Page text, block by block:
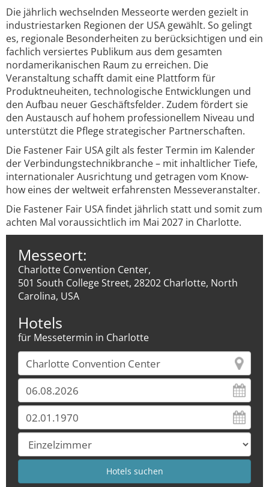
Die jährlich wechselnden Messeorte werden gezielt in
industriestarken Regionen der USA gewählt. So gelingt
es, regionale Besonderheiten zu berücksichtigen und ein
fachlich versiertes Publikum aus dem gesamten
nordamerikanischen Raum zu erreichen. Die
Veranstaltung schafft damit eine Plattform für
Produktneuheiten, technologische Entwicklungen und
den Aufbau neuer Geschäftsfelder. Zudem fördert sie
den Austausch auf hohem professionellem Niveau und
unterstützt die Pflege strategischer Partnerschaften.
Die Fastener Fair USA gilt als fester Termin im Kalender
der Verbindungstechnikbranche – mit inhaltlicher Tiefe,
internationaler Ausrichtung und getragen vom Know-
how eines der weltweit erfahrensten Messeveranstalter.
Die Fastener Fair USA findet jährlich statt und somit zum
achten Mal voraussichtlich im Mai 2027 in Charlotte.
Messeort:
Charlotte Convention Center,
501 South College Street, 28202 Charlotte, North
Carolina, USA
Hotels
für Messetermin in Charlotte